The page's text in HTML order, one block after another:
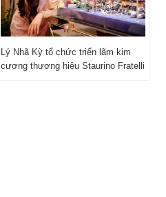
Lý Nhã Kỳ tổ chức triển lãm kim
cương thương hiệu Staurino Fratelli